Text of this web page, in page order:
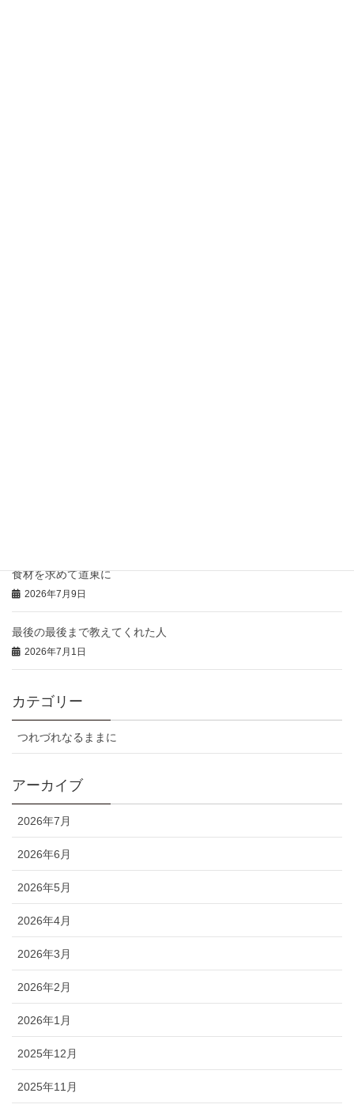
食材を求めて道東に
2026年7月9日
最後の最後まで教えてくれた人
2026年7月1日
カテゴリー
つれづれなるままに
アーカイブ
2026年7月
2026年6月
2026年5月
2026年4月
2026年3月
2026年2月
2026年1月
2025年12月
2025年11月